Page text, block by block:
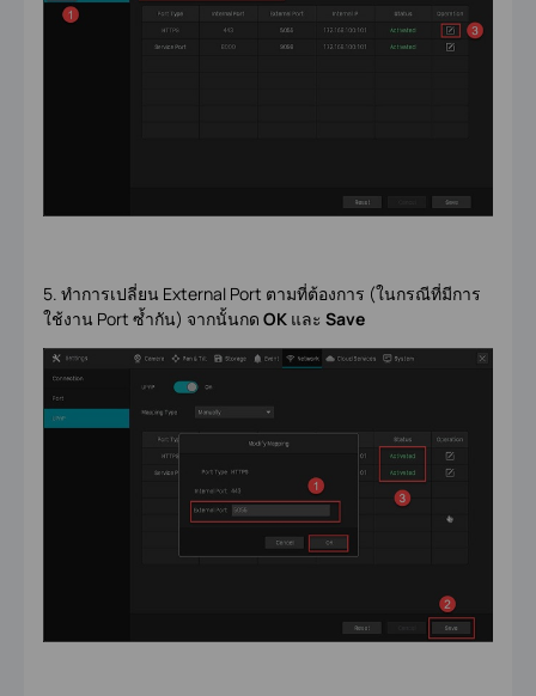
5. ทำการเปลี่ยน External Port ตามที่ต้องการ (ในกรณีที่มีการ
ใช้งาน Port ซ้ำกัน) จากนั้นกด OKและ Save